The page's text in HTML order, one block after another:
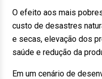
O efeito aos mais
custo de desastres
e secas, elevação dos
saúde e redução da
Em um cenário de